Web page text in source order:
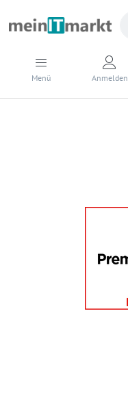
Menü Anmelden